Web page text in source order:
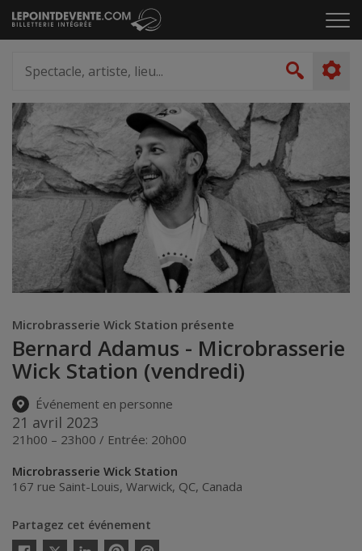
Passer
au
le
artiste,
lieu...
Microbrasserie Wick Station présente
Bernard Adamus - Microbrasserie
Wick Station (vendredi)
Événement en personne
21 avril 2023
21h00 – 23h00 / Entrée: 20h00
Microbrasserie Wick Station
167 rue Saint-Louis, Warwick, QC, Canada
Partagez cet événement
Twitter